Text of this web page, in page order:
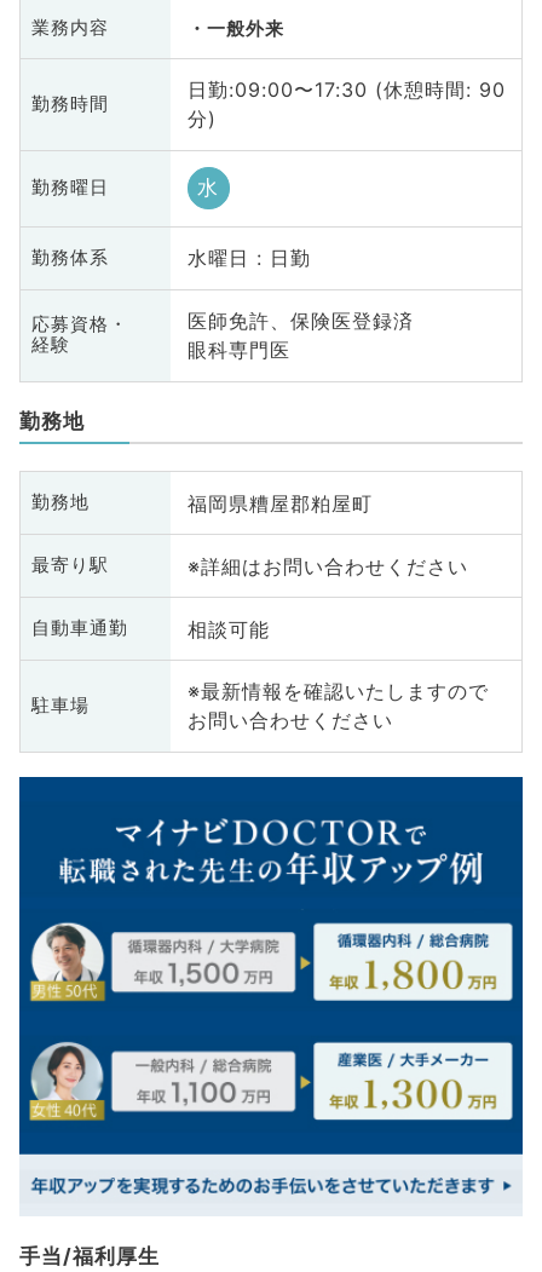
業務内容 一般外来
勤務時間
日勤:09:00〜17:30 (休憩時間: 90
分)
勤務曜日 水
勤務体系 水曜日 : 日勤
応募資格・
経験
医師免許、保険医登録済
眼科専門医
勤務地
勤務地 福岡県糟屋郡粕屋町
最寄り駅 ※詳細はお問い合わせください
自動車通勤 相談可能
駐車場
※最新情報を確認いたしますので
お問い合わせください
手当/福利厚生